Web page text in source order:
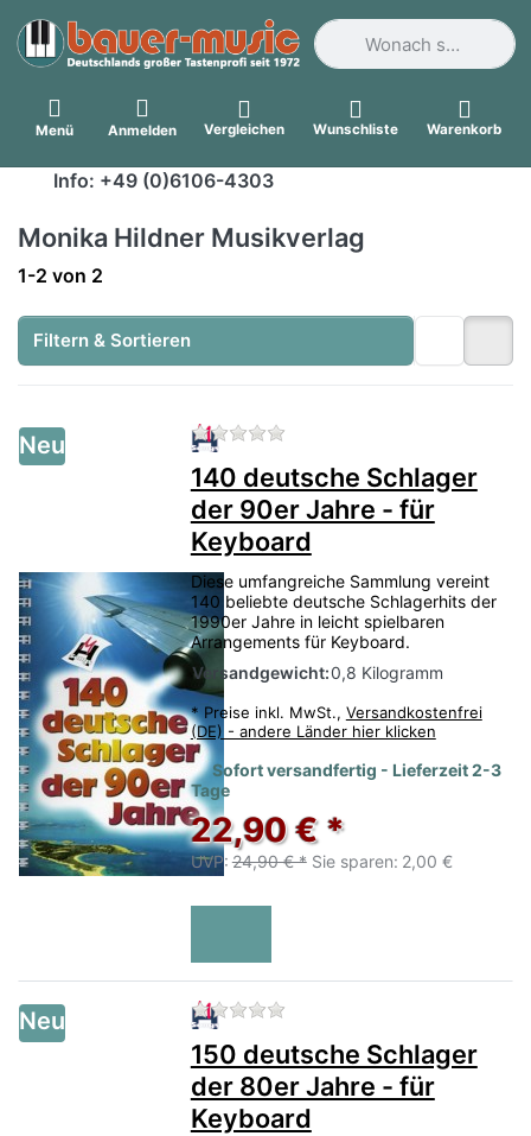
Geben Sie einen
Menü Anmelden Vergleichen Wunschliste Warenkorb
Info: +49 (0)6106-4303
Monika Hildner Musikverlag
Suchergebnisse:
1-2 von 2
Filtern & Sortieren
Neu Zu diesem Produkt liegen
140 deutsche Schlager
der 90er Jahre - für
Keyboard
Diese umfangreiche Sammlung vereint
140 beliebte deutsche Schlagerhits der
1990er Jahre in leicht spielbaren
Arrangements für Keyboard.
Versandgewicht:0,8 Kilogramm
* Preise inkl. MwSt., Versandkostenfrei
(DE) - andere Länder hier klicken
Sofort versandfertig - Lieferzeit 2-3
Tage
22,90 € *
UVP: 24,90 € * Sie sparen: 2,00 €
Neu Zu diesem Produkt liegen
150 deutsche Schlager
der 80er Jahre - für
Keyboard